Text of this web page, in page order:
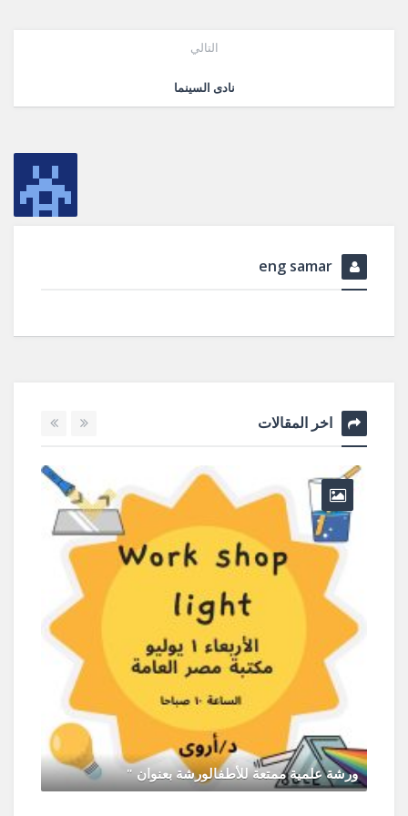
التالي
نادى السينما
eng samar
اخر المقالات
ورشة علمية ممتعة للأطفالورشة بعنوان "